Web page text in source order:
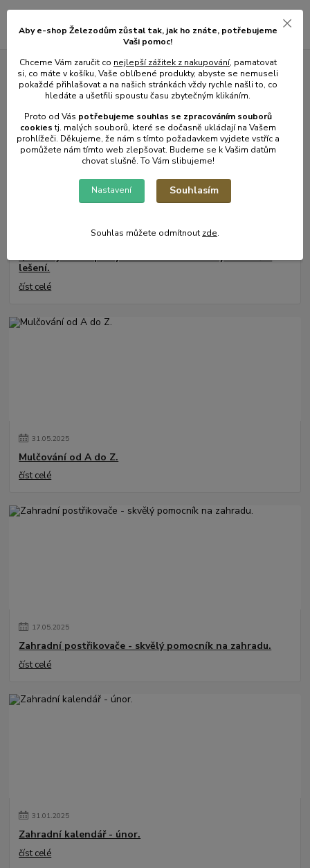
Novinky z našeho blogu
💥 Stali jsme se přímým dovozcem hliníkových žebřů a
lešení.
číst celé
31.05.2025
Mulčování od A do Z.
číst celé
17.05.2025
Zahradní postřikovače - skvělý pomocník na zahradu.
číst celé
31.01.2025
Zahradní kalendář - únor.
číst celé
Aby e-shop Železodům zůstal tak, jak ho znáte, potřebujeme
Vaši pomoc!
Chceme Vám zaručit co nejlepší zážitek z nakupování, pamatovat
si, co máte v košíku, Vaše oblíbené produkty, abyste se nemuseli
pokaždé přihlašovat a na našich stránkách vždy rychle našli to, co
hledáte a ušetřili spoustu času zbytečným klikáním.
Proto od Vás potřebujeme souhlas se zpracováním souborů
cookiestj. malých souborů, které se dočasně ukládají na Vašem
prohlížeči. Děkujeme, že nám s tímto požadavkem vyjdete vstříc a
pomůžete nám tímto web zlepšovat. Budeme se k Vašim datům
chovat slušně. To Vám slibujeme!
Nastavení Souhlasím
Souhlas můžete odmítnout zde.